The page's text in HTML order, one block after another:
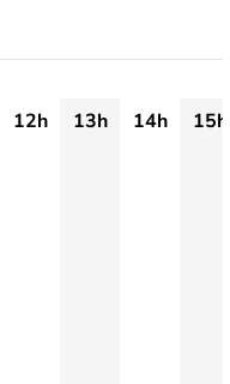
12h 13h 14h
15h